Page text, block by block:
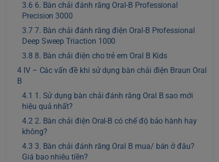
6. Bàn chải đánh răng Oral-B Professional
Precision 3000
7. Bàn chải đánh răng điện Oral-B Professional
Deep Sweep Triaction 1000
8. Bàn chải điện cho trẻ em Oral B Kids
IV – Các vấn đề khi sử dụng bàn chải điện Braun Oral
B
1. Sử dụng bàn chải đánh răng Oral B sao mới
hiệu quả nhất?
2. Bàn chải điện Oral-B có chế độ bảo hành hay
không?
3. Bàn chải đánh răng Oral B mua/ bán ở đâu?
Giá bao nhiêu tiền?